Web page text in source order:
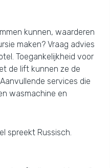
kunnen, waarderen
maken? Vraag advies
Toegankelijkheid voor
de lift kunnen ze de
services die
wasmachine en
spreekt Russisch.